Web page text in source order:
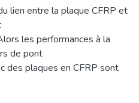
lien entre la plaque CFRP et
les performances à la
de pont
des plaques en CFRP sont